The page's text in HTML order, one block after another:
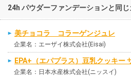
24h パウダーファンデーションと同
美チョコラ コラーゲンジュレ
企業名：エーザイ株式会社(Eisai)
EPA+（エパプラス）豆乳クッキー
企業名：日本水産株式会社(ニッスイ)